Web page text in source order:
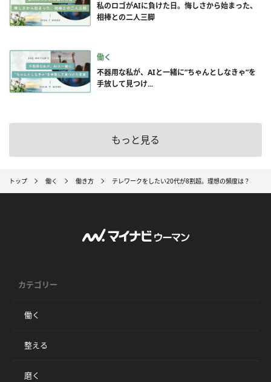
私のロゴがAIに負けた日。悔しさから始まった、
相棒との二人三脚
働く
不器用な私が、AIと一緒に”ちゃんとしなきゃ”を
手放して見つけ...
もっと見る
トップ 働く 働き方 テレワークをしたい20代が8割超。理想の頻度は？
カテゴリー
働く
整える
磨く